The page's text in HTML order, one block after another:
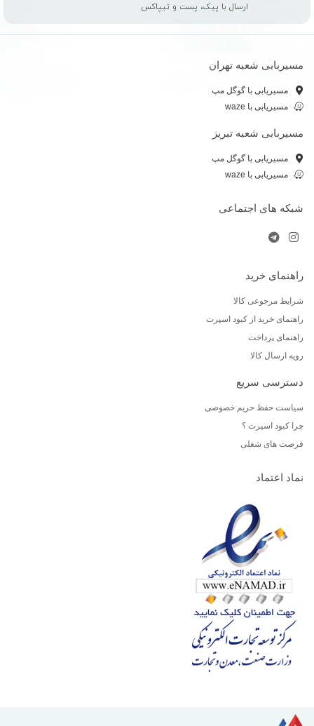
ارسال با پیک، پست و تیپاکس
مسیربابی شعبه تهران
مسیریابی با گوگل مپ
مسیریابی با waze
مسیربابی شعبه تبریز
مسیریابی با گوگل مپ
مسیریابی با waze
شبکه های اجتماعی
راهنمای خرید
شرایط مرجوعی کالا
راهنمای خرید از کبود اسپرت
راهنمای پرداخت
رویه ارسال کالا
دسترسی سریع
سیاست حفظ حریم خصوصی
چرا کبود اسپرت ؟
فرصت های شغلی
نماد اعتماد